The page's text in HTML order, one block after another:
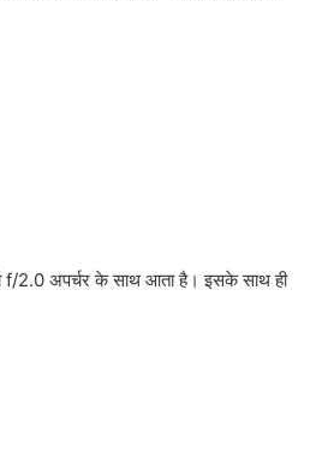
f/2.0 अपर्चर के साथ आता है। इसके साथ ही